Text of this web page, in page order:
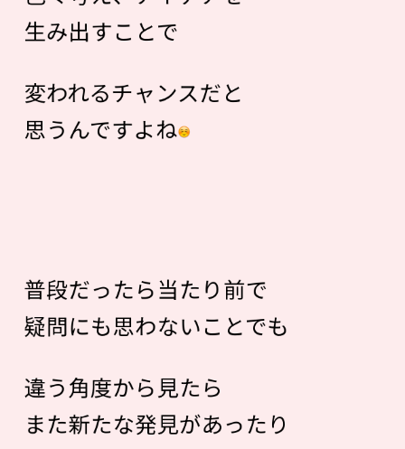
生み出すことで
変われるチャンスだと
思うんですよね
普段だったら当たり前で
疑問にも思わないことでも
違う角度から見たら
また新たな発見があったり